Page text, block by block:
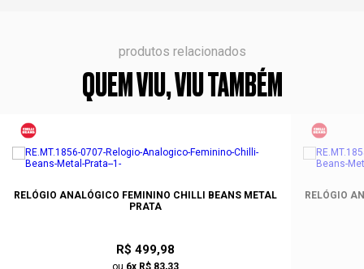
produtos relacionados
QUEM VIU, VIU TAMBÉM
RELÓGIO ANALÓGICO FEMININO CHILLI BEANS METAL
PRATA
R$ 499,98
ou 6x R$ 83,33
RELÓGIO